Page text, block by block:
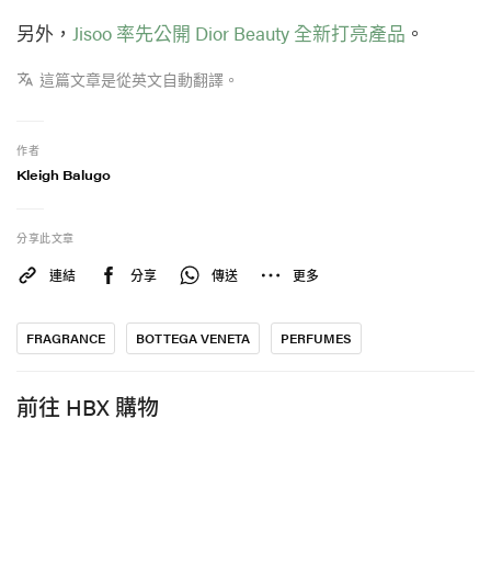
另外， Jisoo 率先公開 Dior Beauty 全新打亮產品 。
這篇文章是從英文自動翻譯。
作者
Kleigh Balugo
分享此文章
連結 分享 傳送 更多
FRAGRANCE BOTTEGA VENETA PERFUMES
前往 HBX 購物